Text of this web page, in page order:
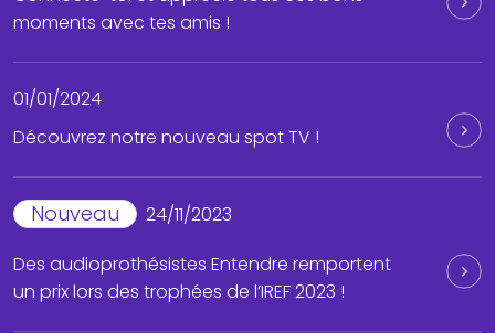
moments avec tes amis !
01/01/2024
Découvrez notre nouveau spot TV !
Nouveau
24/11/2023
Des audioprothésistes Entendre remportent
un prix lors des trophées de l’IREF 2023 !